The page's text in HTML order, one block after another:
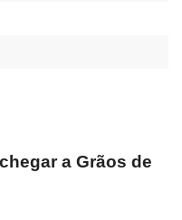
a Grãos de